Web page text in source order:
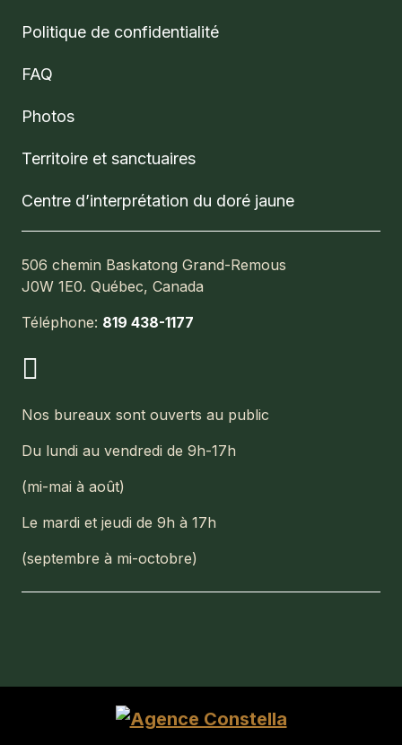
Nos bureaux sont ouverts au public
Du lundi au vendredi de 9h-17h
(mi-mai à août)
Le mardi et jeudi de 9h à 17h
(septembre à mi-octobre)
Politique de confidentialité
FAQ
Photos
Territoire et sanctuaires
Centre d’interprétation du doré jaune
506 chemin Baskatong Grand-Remous
J0W 1E0. Québec, Canada
Téléphone: 819 438-1177